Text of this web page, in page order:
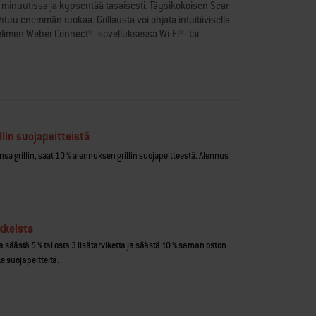
ja kypsentää tasaisesti. Täysikokoisen Sear
enemmän ruokaa. Grillausta voi ohjata intuitiivisella
Weber Connect® -sovelluksessa Wi-Fi®- tai
sekä saada reseptejä, ilmoituksia ruoan
mahdollistaa sekä savustamisen että ruskistamisen
pinnan ja ruskistusraidat
enemmän ruokaa suoralla lämmöllä
ja palauttaa lämmön kannen avaamisen jälkeen
aromia
ruskistaa ja rapsakoittaa ruoat tasaisesti
(myydään erikseen) sopivat tähän grilliin
suojapeitteistä
grillin, saat 10 % alennuksen grillin suojapeitteestä. Alennus
säästä 5 % tai osta 3 lisätarviketta ja säästä 10 % saman oston
suojapeitteitä.